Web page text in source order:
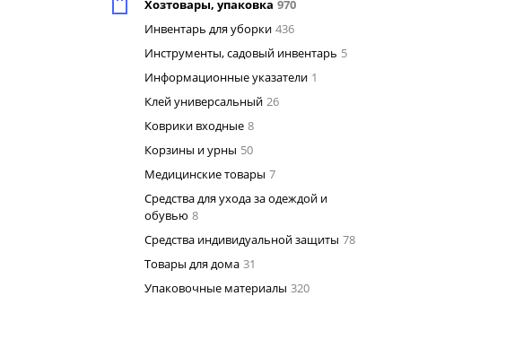
Хозтовары, упаковка 970
Инвентарь для уборки 436
Инструменты, садовый инвентарь 5
Информационные указатели 1
Клей универсальный 26
Коврики входные 8
Корзины и урны 50
Медицинские товары 7
Средства для ухода за одеждой и
обувью 8
Средства индивидуальной защиты 78
Товары для дома 31
Упаковочные материалы 320